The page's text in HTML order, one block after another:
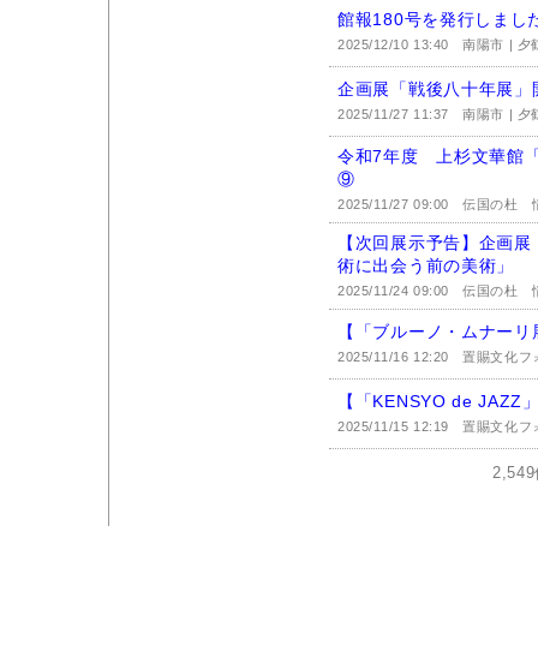
館報180号を発行しまし
2025/12/10 13:40南陽市 | 夕
企画展「戦後八十年展」
2025/11/27 11:37南陽市 | 夕
令和7年度 上杉文華館
⑨
2025/11/27 09:00伝国の杜
【次回展示予告】企画
術に出会う前の美術」
2025/11/24 09:00伝国の杜
【「ブルーノ・ムナー
2025/11/16 12:20置賜文化フ
【「KENSYO de JAZZ
2025/11/15 12:19置賜文化フ